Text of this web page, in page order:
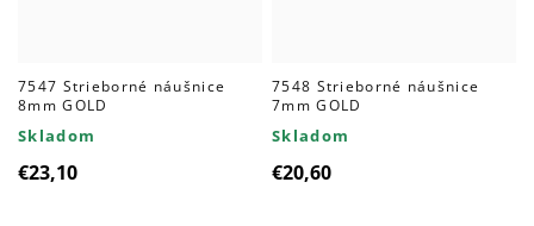
7547 Strieborné náušnice
8mm GOLD
Skladom
€23,10
7548 Strieborné náušnice
7mm GOLD
Skladom
€20,60